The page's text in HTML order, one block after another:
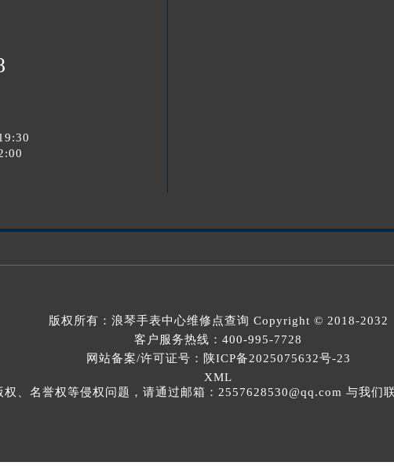
版权所有： 浪琴手表中心维修点查询 Copyright © 2018-2032
客户服务热线： 400-995-7728
网站备案/许可证号：陕ICP备2025075632号-23
XML
、名誉权等侵权问题，请通过邮箱：2557628530@qq.com 与我们